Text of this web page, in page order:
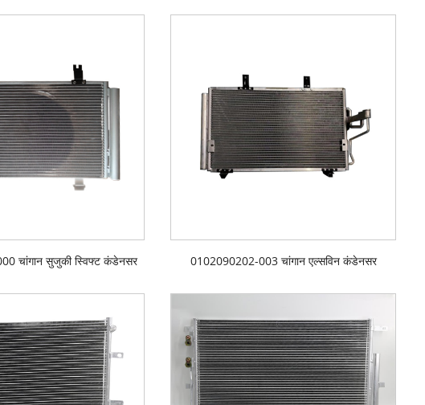
चांगान सुजुकी स्विफ्ट कंडेनसर 0102090202-003 चांगान एल्सविन कंडेनसर